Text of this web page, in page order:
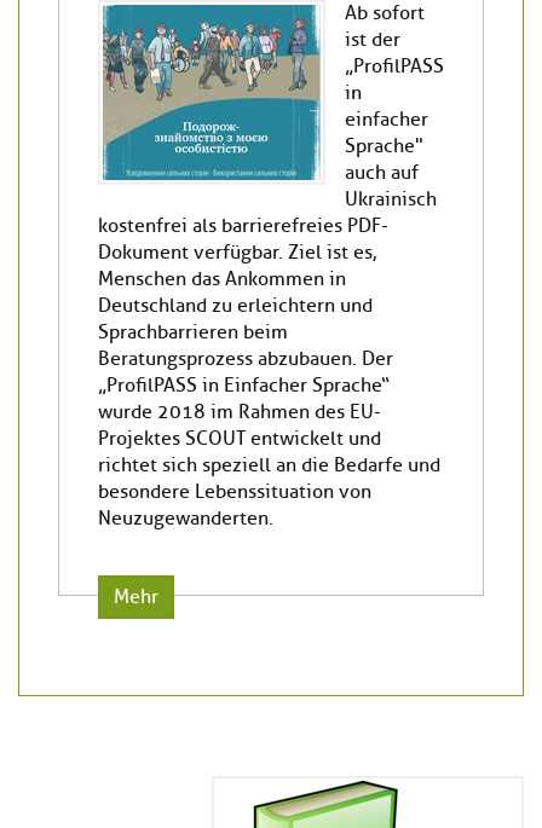
Ab sofort
ist der
„ProfilPASS
in
einfacher
Sprache"
auch auf
Ukrainisch
kostenfrei als barrierefreies PDF-
Dokument verfügbar. Ziel ist es,
Menschen das Ankommen in
Deutschland zu erleichtern und
Sprachbarrieren beim
Beratungsprozess abzubauen. Der
„ProfilPASS in Einfacher Sprache“
wurde 2018 im Rahmen des EU-
Projektes SCOUT entwickelt und
richtet sich speziell an die Bedarfe und
besondere Lebenssituation von
Neuzugewanderten.
Mehr